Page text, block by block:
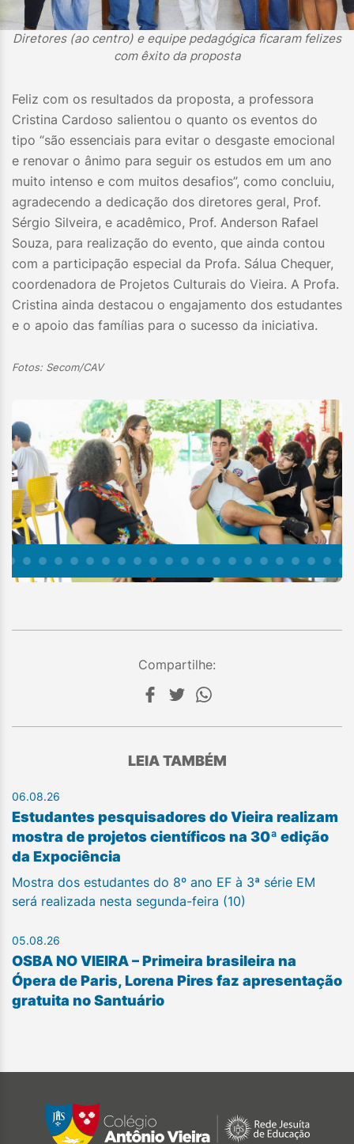
Diretores (ao centro) e equipe pedagógica ficaram felizes
com êxito da proposta
Feliz com os resultados da proposta, a professora
Cristina Cardoso salientou o quanto os eventos do
tipo “são essenciais para evitar o desgaste emocional
e renovar o ânimo para seguir os estudos em um ano
muito intenso e com muitos desafios”, como concluiu,
agradecendo a dedicação dos diretores geral, Prof.
Sérgio Silveira, e acadêmico, Prof. Anderson Rafael
Souza, para realização do evento, que ainda contou
com a participação especial da Profa. Sálua Chequer,
coordenadora de Projetos Culturais do Vieira. A Profa.
Cristina ainda destacou o engajamento dos estudantes
e o apoio das famílias para o sucesso da iniciativa.
Fotos: Secom/CAV
Compartilhe:
LEIA TAMBÉM
06.08.26
Estudantes pesquisadores do Vieira realizam
mostra de projetos científicos na 30ª edição
da Expociência
Mostra dos estudantes do 8º ano EF à 3ª série EM
será realizada nesta segunda-feira (10)
05.08.26
OSBA NO VIEIRA – Primeira brasileira na
Ópera de Paris, Lorena Pires faz apresentação
gratuita no Santuário